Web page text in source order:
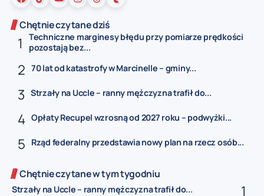
Chętnie czytane dziś
Techniczne marginesy błędu przy pomiarze prędkości
pozostają bez...
70 lat od katastrofy w Marcinelle – gminy...
Strzały na Uccle – ranny mężczyzna trafił do...
Opłaty Recupel wzrosną od 2027 roku – podwyżki...
Rząd federalny przedstawia nowy plan na rzecz osób...
Chętnie czytane w tym tygodniu
Strzały na Uccle – ranny mężczyzna trafił do...